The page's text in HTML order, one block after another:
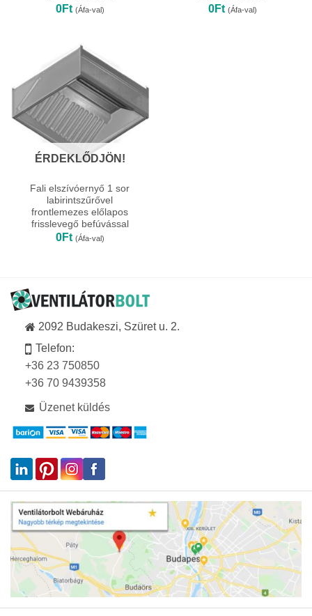
0Ft (Áfa-val) 0Ft (Áfa-val)
ÉRDEKLŐDJÖN!
Fali elszívóernyő 1 sor
labirintszűrővel
frontlemezes előlapos
frisslevegő befúvással
0Ft (Áfa-val)
2092 Budakeszi, Szüret u. 2.
Telefon:
+36 23 750850
+36 70 9439358
Üzenet küldés